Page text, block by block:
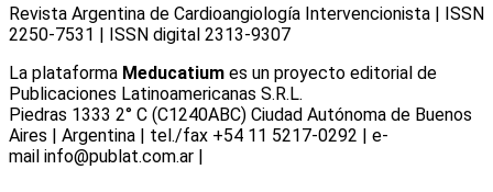
Revista Argentina de Cardioangiologí­a Intervencionista | ISSN
2250-7531 | ISSN digital 2313-9307
La plataforma Meducatium es un proyecto editorial de
Publicaciones Latinoamericanas S.R.L.
Piedras 1333 2° C (C1240ABC) Ciudad Autónoma de Buenos
Aires | Argentina | tel./fax +54 11 5217-0292 | e-
mail info@publat.com.ar |